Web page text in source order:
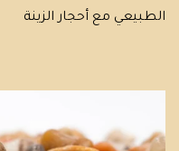
الطبيعي مع أحجار الزينة